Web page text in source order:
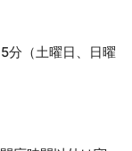
（土曜日、日曜